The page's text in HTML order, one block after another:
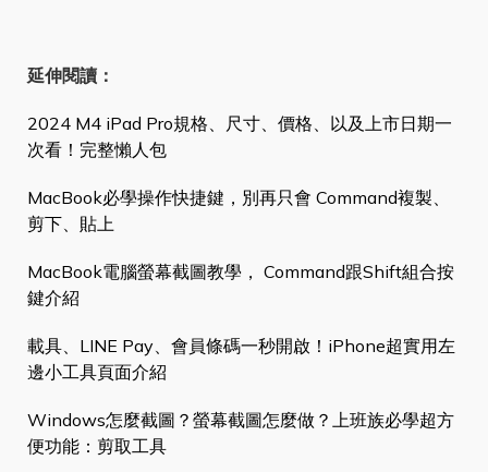
延伸閱讀：
2024 M4 iPad Pro規格、尺寸、價格、以及上市日期一
次看！完整懶人包
MacBook必學操作快捷鍵，別再只會 Command複製、
剪下、貼上
MacBook電腦螢幕截圖教學， Command跟Shift組合按
鍵介紹
載具、LINE Pay、會員條碼一秒開啟！iPhone超實用左
邊小工具頁面介紹
Windows怎麼截圖？螢幕截圖怎麼做？上班族必學超方
便功能：剪取工具